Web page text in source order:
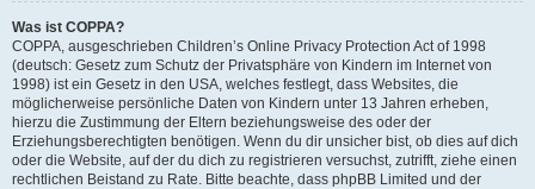
Was ist COPPA?
COPPA, ausgeschrieben Children’s Online Privacy Protection Act of 1998
(deutsch: Gesetz zum Schutz der Privatsphäre von Kindern im Internet von
1998) ist ein Gesetz in den USA, welches festlegt, dass Websites, die
möglicherweise persönliche Daten von Kindern unter 13 Jahren erheben,
hierzu die Zustimmung der Eltern beziehungsweise des oder der
Erziehungsberechtigten benötigen. Wenn du dir unsicher bist, ob dies auf dich
oder die Website, auf der du dich zu registrieren versuchst, zutrifft, ziehe einen
rechtlichen Beistand zu Rate. Bitte beachte, dass phpBB Limited und der